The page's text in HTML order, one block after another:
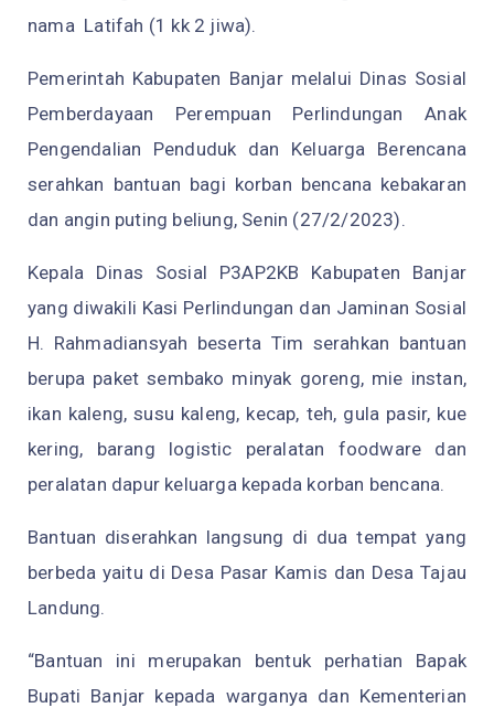
nama Latifah (1 kk 2 jiwa).
Pemerintah Kabupaten Banjar melalui Dinas Sosial
Pemberdayaan Perempuan Perlindungan Anak
Pengendalian Penduduk dan Keluarga Berencana
serahkan bantuan bagi korban bencana kebakaran
dan angin puting beliung, Senin (27/2/2023).
Kepala Dinas Sosial P3AP2KB Kabupaten Banjar
yang diwakili Kasi Perlindungan dan Jaminan Sosial
H. Rahmadiansyah beserta Tim serahkan bantuan
berupa paket sembako minyak goreng, mie instan,
ikan kaleng, susu kaleng, kecap, teh, gula pasir, kue
kering, barang logistic peralatan foodware dan
peralatan dapur keluarga kepada korban bencana.
Bantuan diserahkan langsung di dua tempat yang
berbeda yaitu di Desa Pasar Kamis dan Desa Tajau
Landung.
“Bantuan ini merupakan bentuk perhatian Bapak
Bupati Banjar kepada warganya dan Kementerian